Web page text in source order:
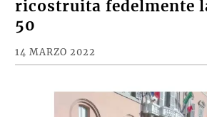
ricostruita fedelmente
50
14 MARZO 2022